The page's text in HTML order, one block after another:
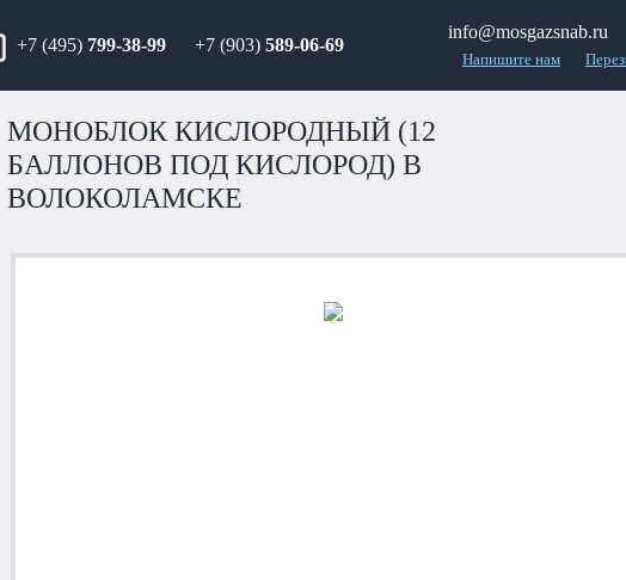
+7 (495) 799-38-99 +7 (903) 589-06-69
info@mosgazsnab.ru
Напишите нам
МОНОБЛОК КИСЛОРОДНЫЙ (12
БАЛЛОНОВ ПОД КИСЛОРОД) В
ВОЛОКОЛАМСКЕ